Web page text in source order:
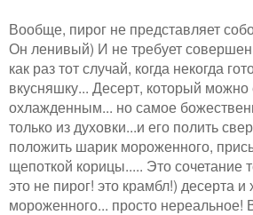
Вообще, пирог не представляет
Он ленивый) И не требует
как раз тот случай, когда некогда
вкусняшку... Десерт, который
охлажденным... но самое
только из духовки...и его полить
положить шарик мороженного,
щепоткой корицы..... Это сочетание
это не пирог! это крамбл!) десерта и
мороженного... просто нереальное!